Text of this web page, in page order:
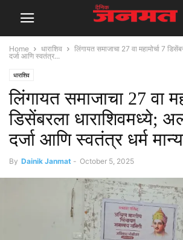
Home धाराशिव
लिंगायत समाजाचा 27 वा महामोर्चा 7
दर्जा आणि स्वतंत्र...
धाराशिव
लिंगायत समाजाचा 27 वा
डिसेंबरला धाराशिवमध्ये;
दर्जा आणि स्वतंत्र धर्म
By Dainik Janmat - October 5, 2025